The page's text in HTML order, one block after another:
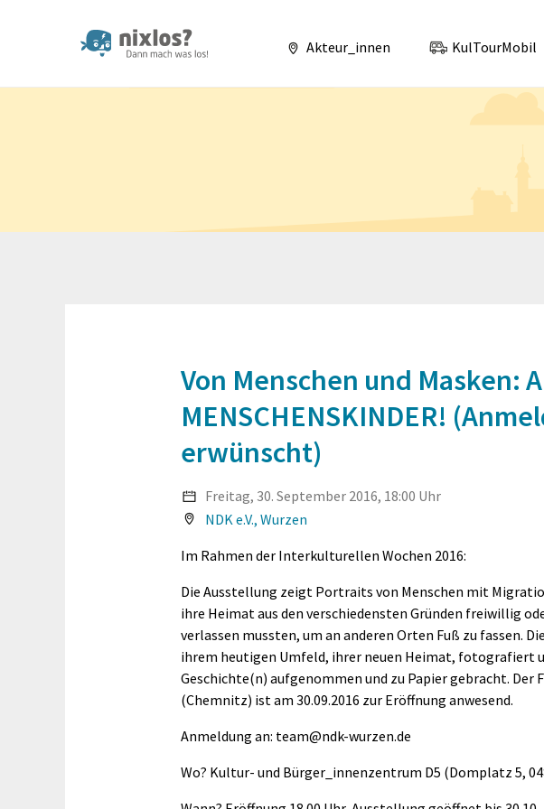
nixlos? Dann mach was los im
Akteur_innen KulTourMobil
Von Menschen und Masken:
MENSCHENSKINDER!
erwünscht)
Freitag, 30. September 2016, 18:00 Uhr
NDK e.V., Wurzen
Im Rahmen der Interkulturellen Wochen 2016:
Die Ausstellung zeigt Portraits von Menschen mit
ihre Heimat aus den verschiedensten Gründen freiwillig
verlassen mussten, um an anderen Orten Fuß zu fassen.
ihrem heutigen Umfeld, ihrer neuen Heimat, fotografiert
Geschichte(n) aufgenommen und zu Papier gebracht. Der
(Chemnitz) ist am 30.09.2016 zur Eröffnung anwesend.
Anmeldung an: team@ndk-wurzen.de
Wo? Kultur- und Bürger_innenzentrum D5 (Domplatz 5,